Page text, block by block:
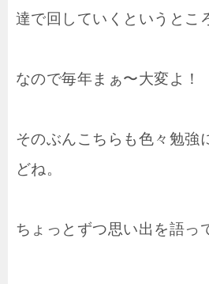
達で回していくというとこ
なので毎年まぁ〜大変よ！
そのぶんこちらも色々勉強
どね。
ちょっとずつ思い出を語っ